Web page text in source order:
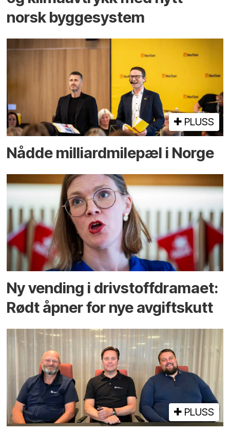
norsk bygge­system
PLUSS
Nådde milliard­­milepæl i Norge
Ny vending i drivstoffdramaet:
Rødt åpner for nye avgiftskutt
PLUSS